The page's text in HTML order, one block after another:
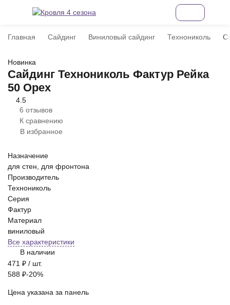
Главная Сайдинг Виниловый сайдинг Технониколь
Новинка
Сайдинг Технониколь Фактур Рейка
50 Орех
4.5
6 отзывов
К сравнению
В избранное
Назначение
для стен, для фронтона
Производитель
Технониколь
Серия
Фактур
Материал
виниловый
Все характеристики
В наличии
471 ₽ / шт.
588 ₽-20%
Цена указана за панель